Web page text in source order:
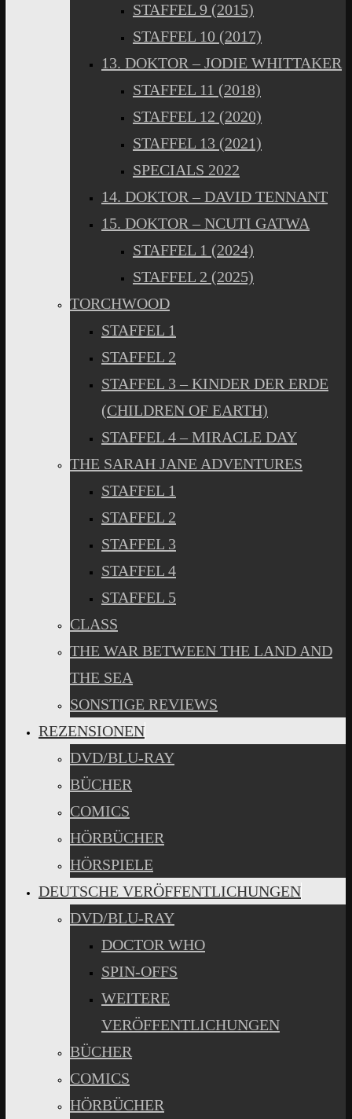
STAFFEL 9 (2015)
STAFFEL 10 (2017)
13. DOKTOR – JODIE WHITTAKER
STAFFEL 11 (2018)
STAFFEL 12 (2020)
STAFFEL 13 (2021)
SPECIALS 2022
14. DOKTOR – DAVID TENNANT
15. DOKTOR – NCUTI GATWA
STAFFEL 1 (2024)
STAFFEL 2 (2025)
TORCHWOOD
STAFFEL 1
STAFFEL 2
STAFFEL 3 – KINDER DER ERDE
(CHILDREN OF EARTH)
STAFFEL 4 – MIRACLE DAY
THE SARAH JANE ADVENTURES
STAFFEL 1
STAFFEL 2
STAFFEL 3
STAFFEL 4
STAFFEL 5
CLASS
THE WAR BETWEEN THE LAND AND
THE SEA
SONSTIGE REVIEWS
REZENSIONEN
DVD/BLU-RAY
BÜCHER
COMICS
HÖRBÜCHER
HÖRSPIELE
DEUTSCHE VERÖFFENTLICHUNGEN
DVD/BLU-RAY
DOCTOR WHO
SPIN-OFFS
WEITERE
VERÖFFENTLICHUNGEN
BÜCHER
COMICS
HÖRBÜCHER